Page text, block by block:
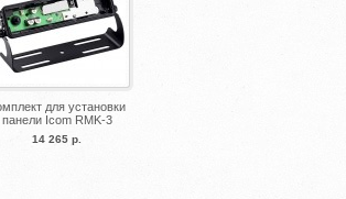
для установки
панели Icom RMK-3
14 265 р.